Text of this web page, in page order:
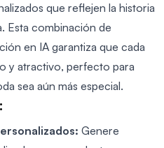
que reflejen la historia
Esta combinación de
en IA garantiza que cada
y atractivo, perfecto para
sea aún más especial.
Genere